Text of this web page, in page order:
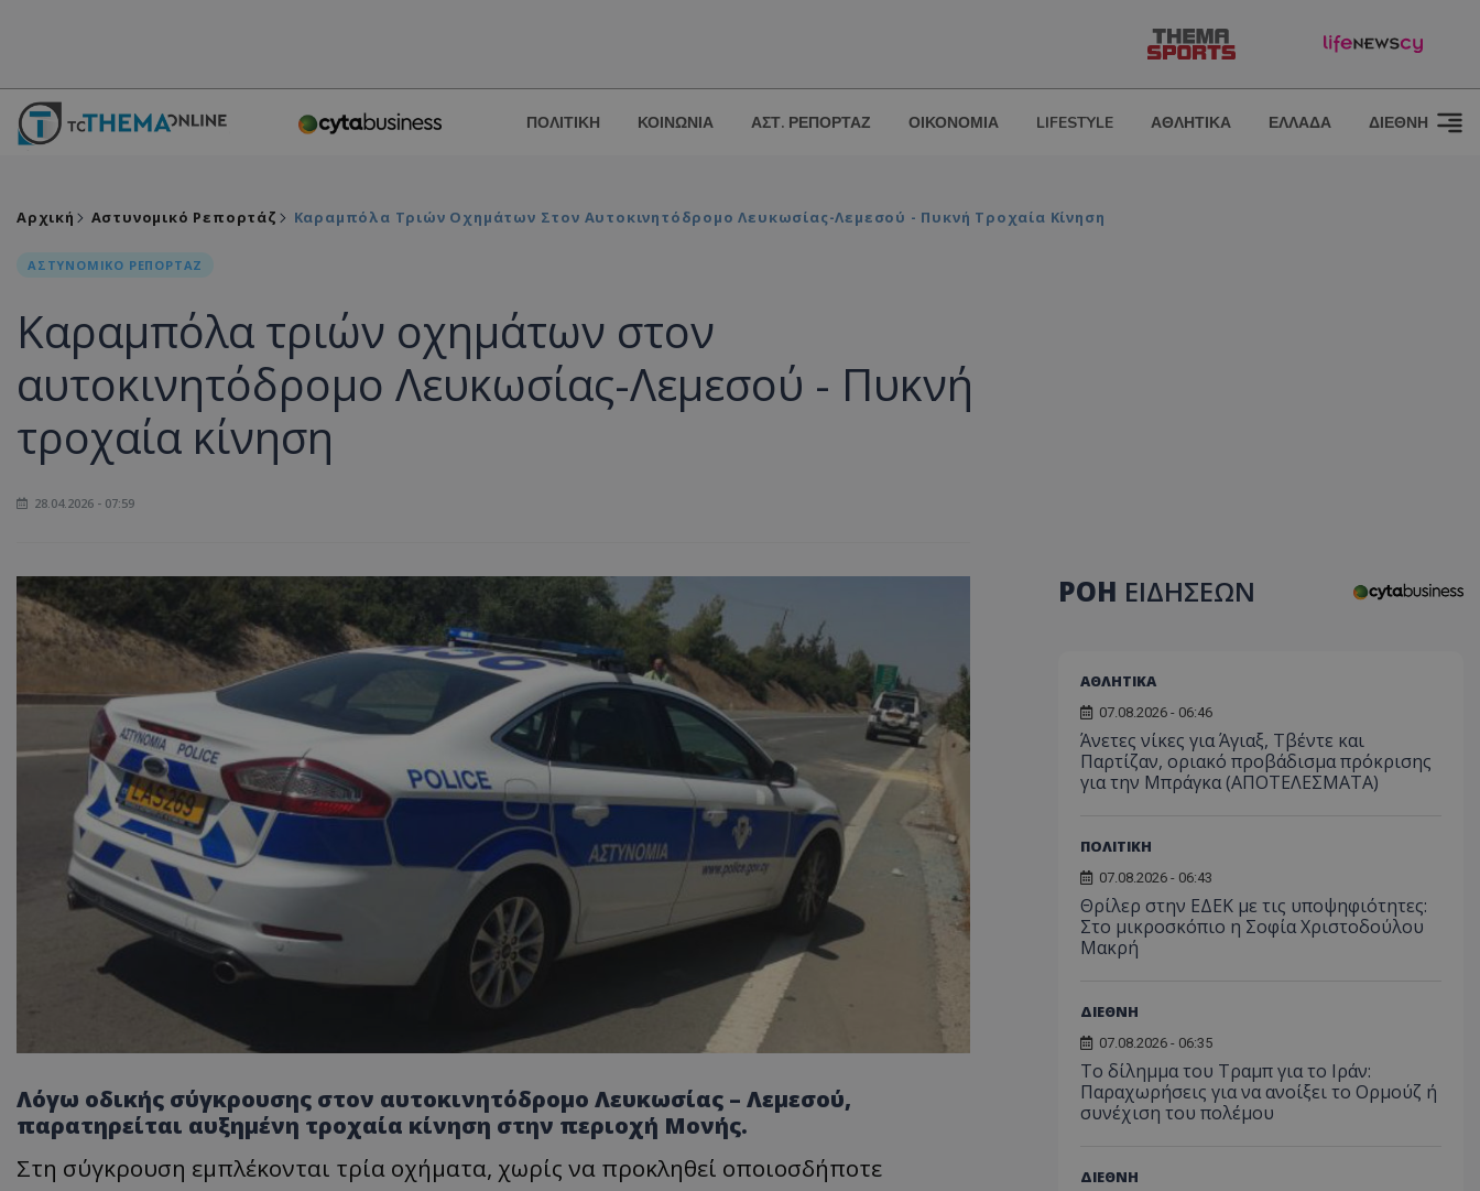
ΠΟΛΙΤΙΚΗ ΚΟΙΝΩΝΙΑ ΑΣΤ. ΡΕΠΟΡΤΑΖ ΟΙΚΟΝΟΜΙΑ LIFESTYLE ΑΘΛΗΤΙΚΑ ΕΛΛΑΔΑ ΔΙΕΘΝΗ
Αρχική Αστυνομικό Ρεπορτάζ Καραμπόλα Τριών Οχημάτων Στον Αυτοκινητόδρομο Λευκωσίας-Λεμεσού - Πυκνή Τροχαία Κίνηση
ΑΣΤΥΝΟΜΙΚΟ ΡΕΠΟΡΤΑΖ
Καραμπόλα τριών οχημάτων στον
αυτοκινητόδρομο Λευκωσίας-Λεμεσού - Πυκνή
τροχαία κίνηση
28.04.2026 - 07:59
Λόγω οδικής σύγκρουσης στον αυτοκινητόδρομο Λευκωσίας – Λεμεσού,
παρατηρείται αυξημένη τροχαία κίνηση στην περιοχή Μονής.
Στη σύγκρουση εμπλέκονται τρία οχήματα, χωρίς να προκληθεί οποιοσδήποτε
ΡΟΗ ΕΙΔΗΣΕΩΝ
ΑΘΛΗΤΙΚΑ
07.08.2026 - 06:46
Άνετες νίκες για Άγιαξ, Τβέντε και
Παρτίζαν, οριακό προβάδισμα πρόκρισης
για την Μπράγκα (ΑΠΟΤΕΛΕΣΜΑΤΑ)
ΠΟΛΙΤΙΚΗ
07.08.2026 - 06:43
Θρίλερ στην ΕΔΕΚ με τις υποψηφιότητες:
Στο μικροσκόπιο η Σοφία Χριστοδούλου
Μακρή
ΔΙΕΘΝΗ
07.08.2026 - 06:35
Το δίλημμα του Τραμπ για το Ιράν:
Παραχωρήσεις για να ανοίξει το Ορμούζ ή
συνέχιση του πολέμου
ΔΙΕΘΝΗ